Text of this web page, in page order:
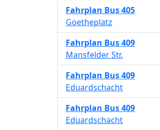
Fahrplan Bus 405
Goetheplatz
Fahrplan Bus 409
Mansfelder Str.
Fahrplan Bus 409
Eduardschacht
Fahrplan Bus 409
Eduardschacht